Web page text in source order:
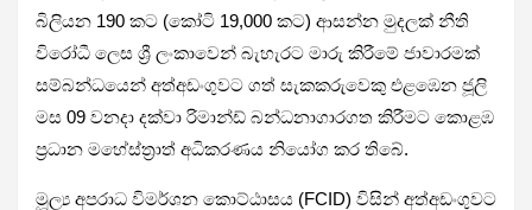
බිලියන 190 කට (කෝටි 19,000 කට) ආසන්න මුදලක් නීති
විරෝධී ලෙස ශ්‍රී ලංකාවෙන් බැහැරට මාරු කිරීමේ ජාවාරමක්
සම්බන්ධයෙන් අත්අඩංගුවට ගත් සැකකරුවෙකු එළඹෙන ජූලි
මස 09 වනදා දක්වා රිමාන්ඩ් බන්ධනාගාරගත කිරීමට කොළඹ
ප්‍රධාන මහේස්ත්‍රාත් අධිකරණය නියෝග කර තිබේ.
මූල්‍ය අපරාධ විමර්ශන කොට්ඨාසය (FCID) විසින් අත්අඩංගුවට